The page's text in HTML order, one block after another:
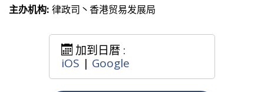
主办机构: 律政司丶香港贸易发展局
加到日暦 :
iOS | Google